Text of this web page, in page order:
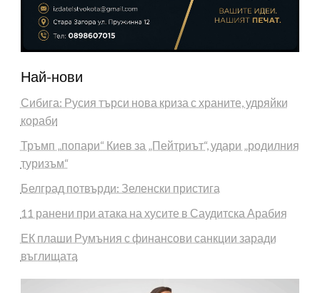
Най-нови
Сибига: Русия търси нова криза с храните, удряйки
кораби
Тръмп „попари“ Киев за „Пейтриът“, удари „родилния
туризъм“
Белград потвърди: Зеленски пристига
11 ранени при атака на хусите в Саудитска Арабия
ЕК плаши Румъния с финансови санкции заради
въглищата